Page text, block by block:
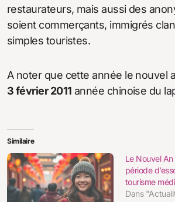
restaurateurs, mais aussi des
soient commerçants, immigrés
simples touristes.
A noter que cette année le nouvel
3 février 2011 année chinoise du
Similaire
Le Nouvel
période
tourisme
Dans